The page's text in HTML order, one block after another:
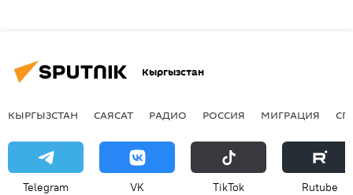
Кыргызстан
КЫРГЫЗСТАН САЯСАТ РАДИО РОССИЯ МИГРАЦИЯ
Telegram VK ТikТоk Rutube